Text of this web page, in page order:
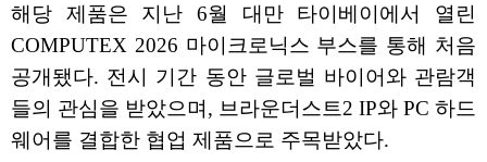
해당 제품은 지난 6월 대만 타이베이에서 열린
COMPUTEX 2026 마이크로닉스 부스를 통해 처음
공개됐다. 전시 기간 동안 글로벌 바이어와 관람객
들의 관심을 받았으며, 브라운더스트2 IP와 PC 하드
웨어를 결합한 협업 제품으로 주목받았다.